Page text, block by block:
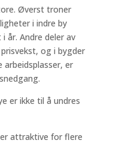
Øverst troner
i indre by
år. Andre deler av
og i bygder
er
er ikke til å undres
attraktive for flere